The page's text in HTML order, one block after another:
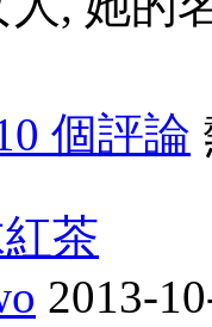
個評論
茶
2013-